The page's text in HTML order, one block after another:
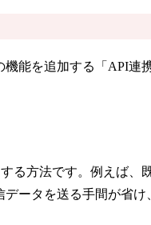
能を追加する「API連
方法です。例えば
ータを送る手間が省け